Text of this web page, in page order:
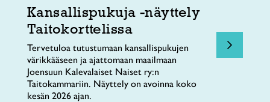
Kansallispukuja -näyttely
Taitokorttelissa
Tervetuloa tutustumaan kansallispukujen
värikkääseen ja ajattomaan maailmaan
Joensuun Kalevalaiset Naiset ry:n
Taitokammariin. Näyttely on avoinna koko
kesän 2026 ajan.